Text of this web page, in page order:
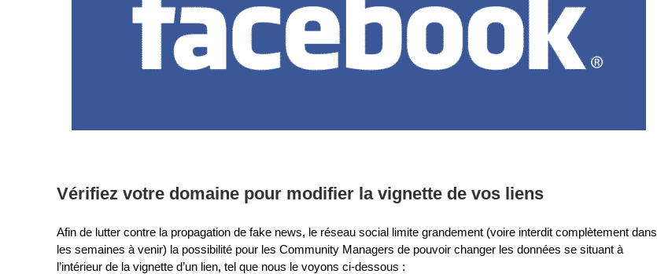
Vérifiez votre domaine pour modifier la vignette de vos liens
Afin de lutter contre la propagation de fake news, le réseau social limite grandement (voire interdit complètement dans
les semaines à venir) la possibilité pour les Community Managers de pouvoir changer les données se situant à
l’intérieur de la vignette d’un lien, tel que nous le voyons ci-dessous :